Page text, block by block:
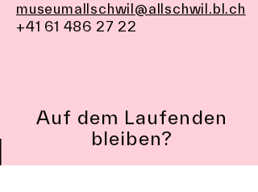
museumallschwil@allschwil.bl.ch
+41 61 486 27 22
Auf dem Laufenden
bleiben?